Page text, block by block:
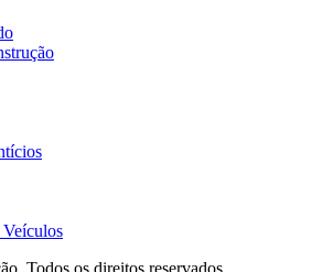
Todos os direitos reservados.